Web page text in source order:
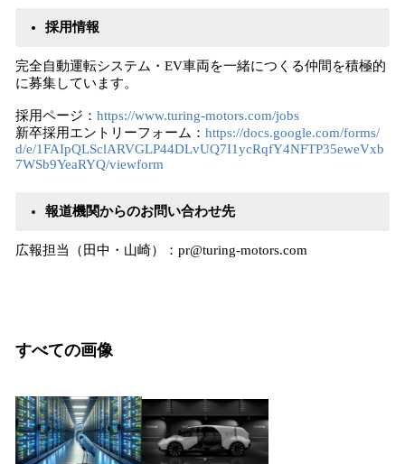
採⽤情報
完全⾃動運転システム・EV⾞両を⼀緒につくる仲間を積極的
に募集しています。
採⽤ページ： https://www.turing-motors.com/jobs
新卒採用エントリーフォーム： https://docs.google.com/forms/
d/e/1FAIpQLSclARVGLP44DLvUQ7I1ycRqfY4NFTP35eweVxb
7WSb9YeaRYQ/viewform
報道機関からのお問い合わせ先
広報担当（田中・山崎）：pr@turing-motors.com
すべての画像